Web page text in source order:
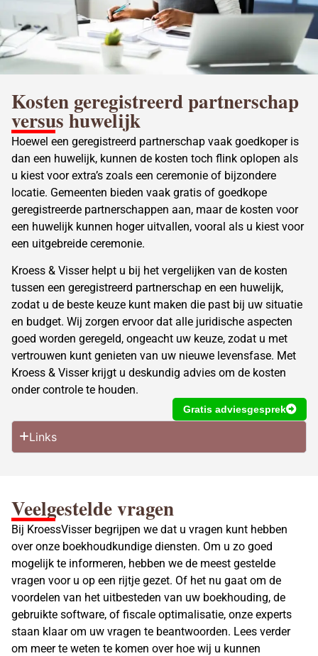
Kosten geregistreerd partnerschap
versus huwelijk
Hoewel een geregistreerd partnerschap vaak goedkoper is
dan een huwelijk, kunnen de kosten toch flink oplopen als
u kiest voor extra’s zoals een ceremonie of bijzondere
locatie. Gemeenten bieden vaak gratis of goedkope
geregistreerde partnerschappen aan, maar de kosten voor
een huwelijk kunnen hoger uitvallen, vooral als u kiest voor
een uitgebreide ceremonie.
Kroess & Visser helpt u bij het vergelijken van de kosten
tussen een geregistreerd partnerschap en een huwelijk,
zodat u de beste keuze kunt maken die past bij uw situatie
en budget. Wij zorgen ervoor dat alle juridische aspecten
goed worden geregeld, ongeacht uw keuze, zodat u met
vertrouwen kunt genieten van uw nieuwe levensfase. Met
Kroess & Visser krijgt u deskundig advies om de kosten
onder controle te houden.
Gratis adviesgesprek
Links
Veelgestelde vragen
Bij KroessVisser begrijpen we dat u vragen kunt hebben
over onze boekhoudkundige diensten. Om u zo goed
mogelijk te informeren, hebben we de meest gestelde
vragen voor u op een rijtje gezet. Of het nu gaat om de
voordelen van het uitbesteden van uw boekhouding, de
gebruikte software, of fiscale optimalisatie, onze experts
staan klaar om uw vragen te beantwoorden. Lees verder
om meer te weten te komen over hoe wij u kunnen